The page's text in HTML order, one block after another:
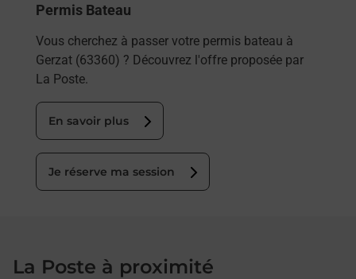
Permis Bateau
Vous cherchez à passer votre permis bateau à
Gerzat (63360) ? Découvrez l'offre proposée par
La Poste.
En savoir plus
Je réserve ma session
La Poste à proximité